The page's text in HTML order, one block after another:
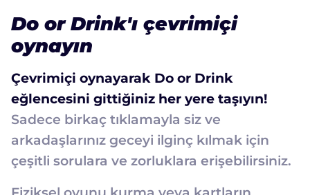
Do or Drink'ı çevrimiçi
oynayın
Çevrimiçi oynayarak Do or Drink
eğlencesini gittiğiniz her yere taşıyın!
Sadece birkaç tıklamayla siz ve
arkadaşlarınız geceyi ilginç kılmak için
çeşitli sorulara ve zorluklara erişebilirsiniz.